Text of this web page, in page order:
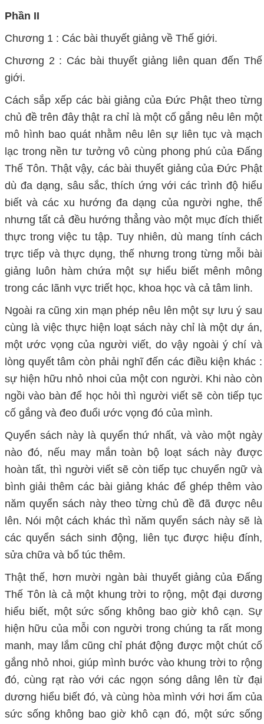
Phần II
Chương 1 : Các bài thuyết giảng về Thế giới.
Chương 2 : Các bài thuyết giảng liên quan đến Thế
giới.
Cách sắp xếp các bài giảng của Đức Phật theo từng
chủ đề trên đây thật ra chỉ là một cố gắng nêu lên một
mô hình bao quát nhằm nêu lên sự liên tục và mạch
lạc trong nền tư tưởng vô cùng phong phú của Đấng
Thế Tôn. Thật vậy, các bài thuyết giảng của Đức Phật
dù đa dạng, sâu sắc, thích ứng với các trình độ hiểu
biết và các xu hướng đa dạng của người nghe, thế
nhưng tất cả đều hướng thẳng vào một mục đích thiết
thực trong việc tu tập. Tuy nhiên, dù mang tính cách
trực tiếp và thực dụng, thế nhưng trong từng mỗi bài
giảng luôn hàm chứa một sự hiểu biết mênh mông
trong các lãnh vực triết học, khoa học và cả tâm linh.
Ngoài ra cũng xin mạn phép nêu lên một sự lưu ý sau
cùng là việc thực hiện loạt sách này chỉ là một dự án,
một ước vọng của người viết, do vậy ngoài ý chí và
lòng quyết tâm còn phải nghĩ đến các điều kiện khác :
sự hiện hữu nhỏ nhoi của một con người. Khi nào còn
ngồi vào bàn để học hỏi thì người viết sẽ còn tiếp tục
cố gắng và đeo đuổi ước vọng đó của mình.
Quyển sách này là quyển thứ nhất, và vào một ngày
nào đó, nếu may mắn toàn bộ loạt sách này được
hoàn tất, thì người viết sẽ còn tiếp tục chuyển ngữ và
bình giải thêm các bài giảng khác để ghép thêm vào
năm quyển sách này theo từng chủ đề đã được nêu
lên. Nói một cách khác thì năm quyển sách này sẽ là
các quyển sách sinh động, liên tục được hiệu đính,
sửa chữa và bổ túc thêm.
Thật thế, hơn mười ngàn bài thuyết giảng của Đấng
Thế Tôn là cả một khung trời to rộng, một đại dương
hiểu biết, một sức sống không bao giờ khô cạn. Sự
hiện hữu của mỗi con người trong chúng ta rất mong
manh, may lắm cũng chỉ phát động được một chút cố
gắng nhỏ nhoi, giúp mình bước vào khung trời to rộng
đó, cùng rạt rào với các ngọn sóng dâng lên từ đại
dương hiểu biết đó, và cùng hòa mình với hơi ấm của
sức sống không bao giờ khô cạn đó, một sức sống